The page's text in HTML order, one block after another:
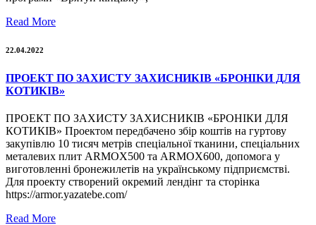
Read More
22.04.2022
ПРОЕКТ ПО ЗАХИСТУ ЗАХИСНИКІВ «БРОНІКИ ДЛЯ
КОТИКІВ»
ПРОЕКТ ПО ЗАХИСТУ ЗАХИСНИКІВ «БРОНІКИ ДЛЯ
КОТИКІВ» Проектом передбачено збір коштів на гуртову
закупівлю 10 тисяч метрів спеціальної тканини, спеціальних
металевих плит ARMOX500 та ARMOХ600, допомога у
виготовленні бронежилетів на українському підприємстві.
Для проекту створений окремий лендінг та сторінка
https://armor.yazatebe.com/
Read More